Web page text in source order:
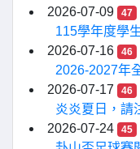
2026-07-09
47
115學年度學
2026-07-16
46
2026-2027年
2026-07-17
46
炎炎夏日，請
2026-07-24
45